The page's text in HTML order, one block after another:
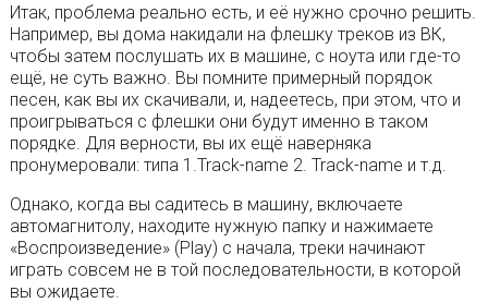
Итак, проблема реально есть, и её нужно срочно решить.
Например, вы дома накидали на флешку треков из ВК,
чтобы затем послушать их в машине, с ноута или где-то
ещё, не суть важно. Вы помните примерный порядок
песен, как вы их скачивали, и, надеетесь, при этом, что и
проигрываться с флешки они будут именно в таком
порядке. Для верности, вы их ещё наверняка
пронумеровали: типа 1.Track-name 2. Track-name и т.д.
Однако, когда вы садитесь в машину, включаете
автомагнитолу, находите нужную папку и нажимаете
«Воспроизведение» (Play) с начала, треки начинают
играть совсем не в той последовательности, в которой
вы ожидаете.